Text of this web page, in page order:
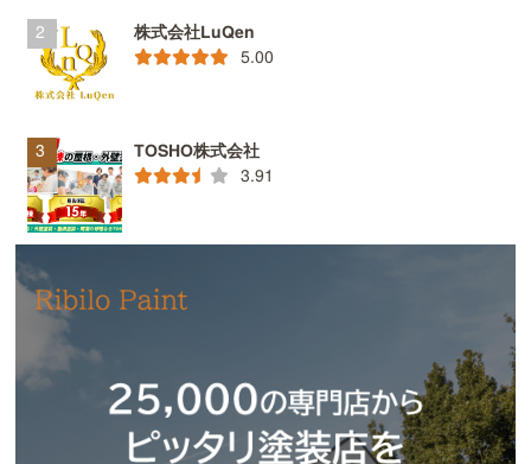
株式会社LuQen
5.00
TOSHO株式会社
3.91